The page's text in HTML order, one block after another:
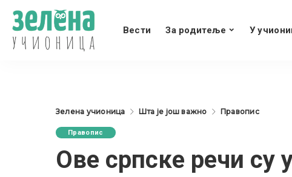
Вести За родитеље У
Зелена учионица Шта је још важно Правопис
Правопис
Ове српске речи су